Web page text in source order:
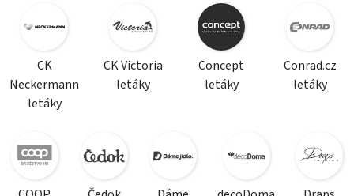
CK
Neckermann
letáky
CK Victoria
letáky
Concept
letáky
Conrad.cz
letáky